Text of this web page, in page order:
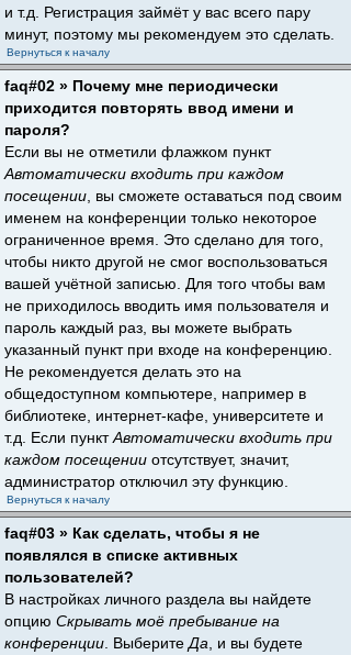
и т.д. Регистрация займёт у вас всего пару
минут, поэтому мы рекомендуем это сделать.
Вернуться к началу
faq#02 » Почему мне периодически
приходится повторять ввод имени и
пароля?
Если вы не отметили флажком пункт
Автоматически входить при каждом
посещении , вы сможете оставаться под своим
именем на конференции только некоторое
ограниченное время. Это сделано для того,
чтобы никто другой не смог воспользоваться
вашей учётной записью. Для того чтобы вам
не приходилось вводить имя пользователя и
пароль каждый раз, вы можете выбрать
указанный пункт при входе на конференцию.
Не рекомендуется делать это на
общедоступном компьютере, например в
библиотеке, интернет-кафе, университете и
т.д. Если пунктАвтоматически входить при
каждом посещении отсутствует, значит,
администратор отключил эту функцию.
Вернуться к началу
faq#03 » Как сделать, чтобы я не
появлялся в списке активных
пользователей?
В настройках личного раздела вы найдете
опцию Скрывать моё пребывание на
конференции . Выберите Да , и вы будете